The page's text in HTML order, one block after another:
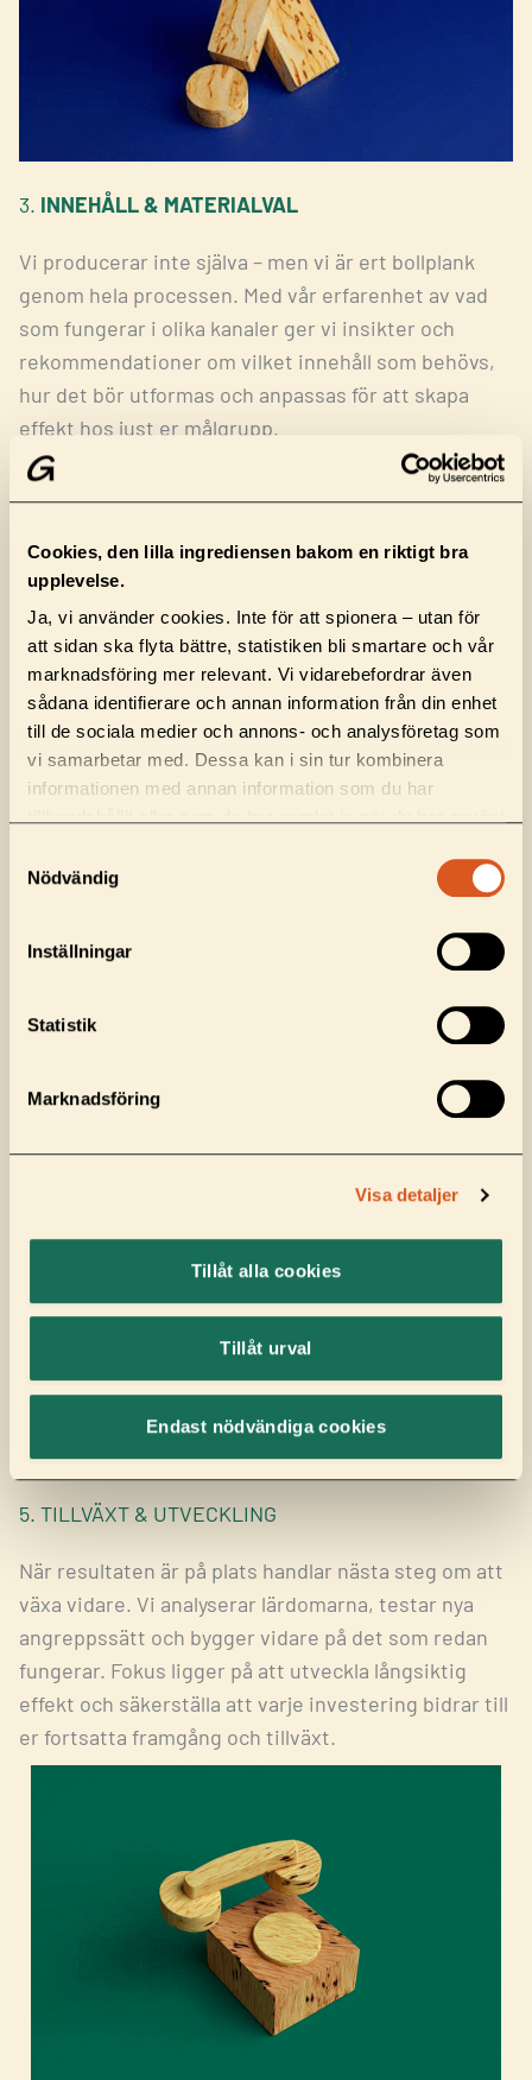
Cookies, den lilla ingrediensen bakom en riktigt bra
upplevelse.
Ja, vi använder cookies. Inte för att spionera – utan för
att sidan ska flyta bättre, statistiken bli smartare och vår
marknadsföring mer relevant. Vi vidarebefordrar även
sådana identifierare och annan information från din enhet
till de sociala medier och annons- och analysföretag som
vi samarbetar med. Dessa kan i sin tur kombinera
informationen med annan information som du har
Nödvändig
Inställningar
Statistik
Marknadsföring
Visa detaljer
Tillåt alla cookies
Tillåt urval
Endast nödvändiga cookies
3. INNEHÅLL & MATERIALVAL
Vi producerar inte själva – men vi är ert bollplank
genom hela processen. Med vår erfarenhet av vad
som fungerar i olika kanaler ger vi insikter och
rekommendationer om vilket innehåll som behövs,
hur det bör utformas och anpassas för att skapa
effekt hos just er målgrupp.
förutsättningar. Vi ser till att budskapet når ut på
både kanal och målgrupp. Varje lansering byggs på
data, tajming och tydliga mål för att maximera
5. TILLVÄXT & UTVECKLING
När resultaten är på plats handlar nästa steg om att
växa vidare. Vi analyserar lärdomarna, testar nya
angreppssätt och bygger vidare på det som redan
fungerar. Fokus ligger på att utveckla långsiktig
effekt och säkerställa att varje investering bidrar till
er fortsatta framgång och tillväxt.